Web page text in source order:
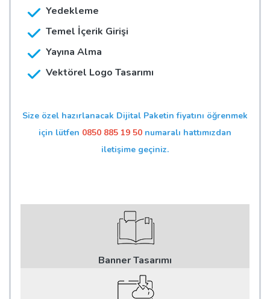
Yedekleme
Temel İçerik Girişi
Yayına Alma
Vektörel Logo Tasarımı
Size özel hazırlanacak Dijital Paketin fiyatını öğrenmek
için lütfen 0850 885 19 50 numaralı hattımızdan
iletişime geçiniz.
Banner Tasarımı